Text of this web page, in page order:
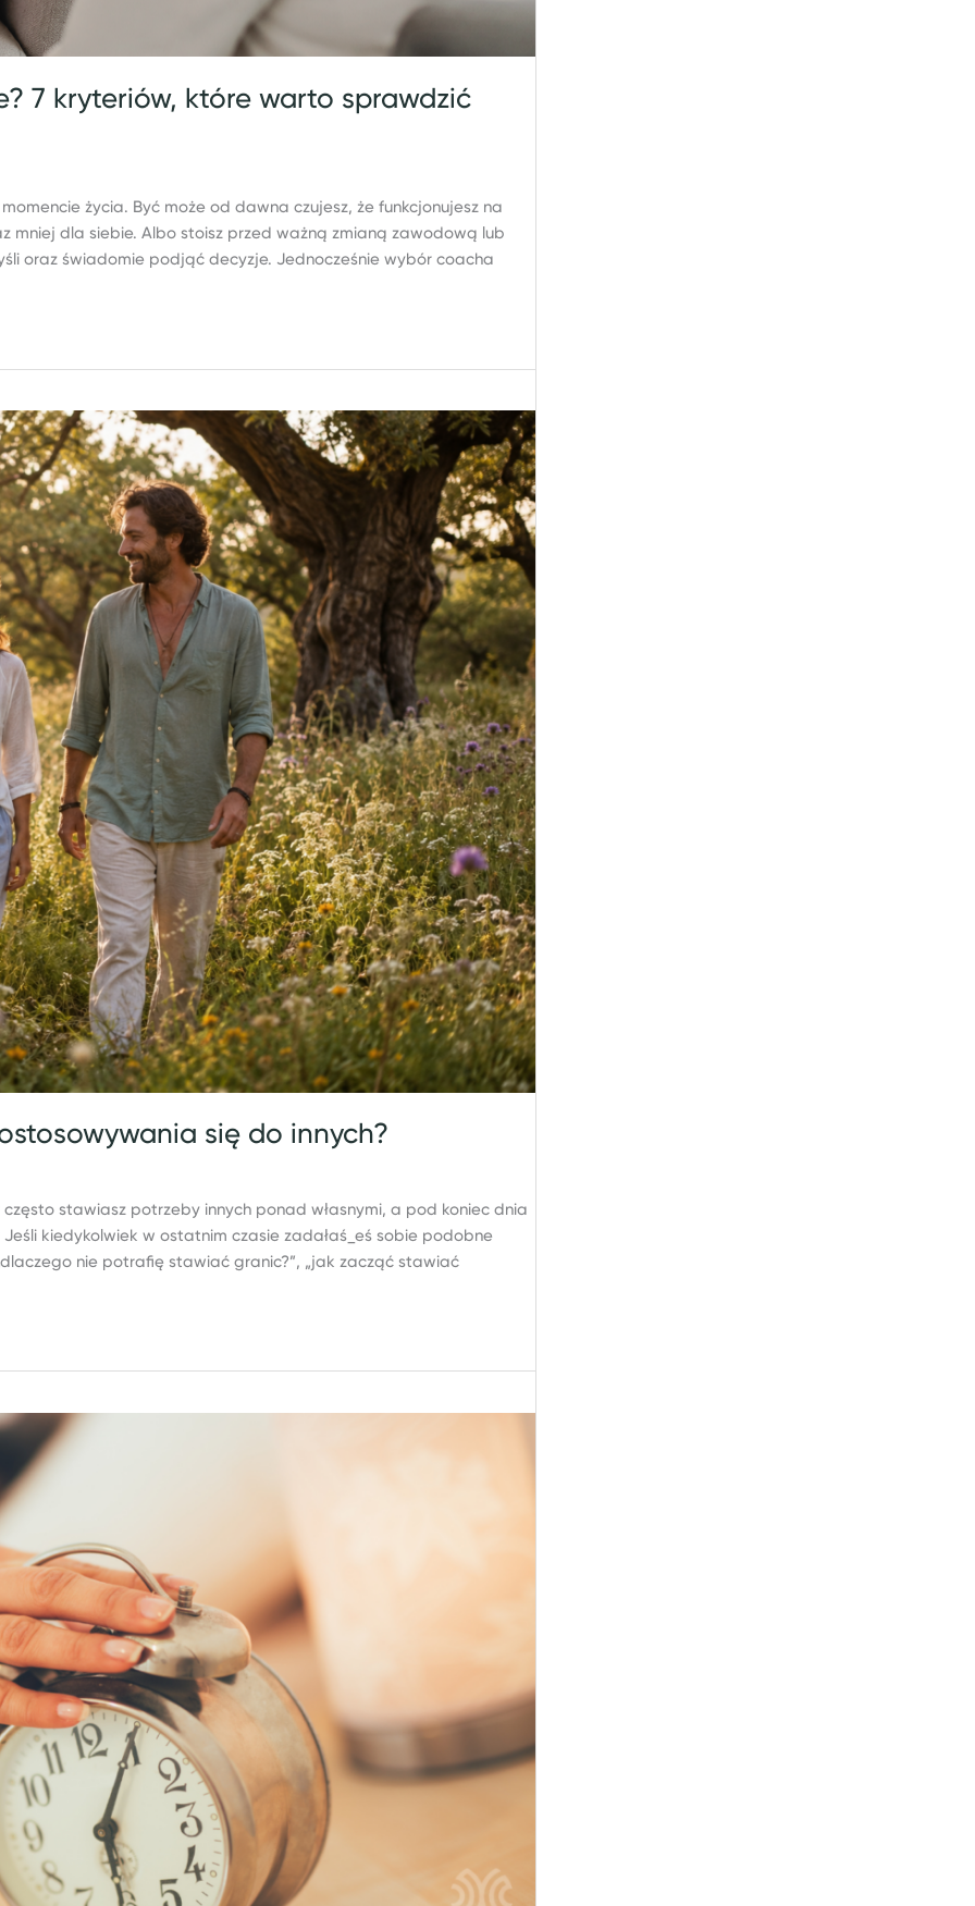
7 kryteriów, które warto sprawdzić
życia. Być może od dawna czujesz, że funkcjonujesz na
mniej dla siebie. Albo stoisz przed ważną zmianą zawodową lub
oraz świadomie podjąć decyzje. Jednocześnie wybór coacha
się do innych?
stawiasz potrzeby innych ponad własnymi, a pod koniec dnia
kiedykolwiek w ostatnim czasie zadałaś_eś sobie podobne
nie potrafię stawiać granic?”, „jak zacząć stawiać